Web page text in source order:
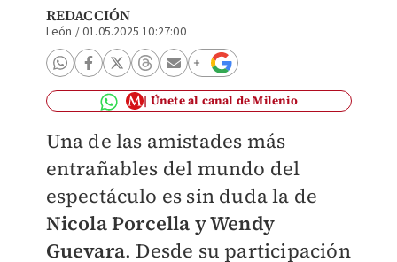
REDACCIÓN
León /01.05.2025 10:27:00
Únete al canal de Milenio
Una de las amistades más
entrañables del mundo del
espectáculo es sin duda la de
Nicola Porcella y Wendy
Guevara. Desde su participación